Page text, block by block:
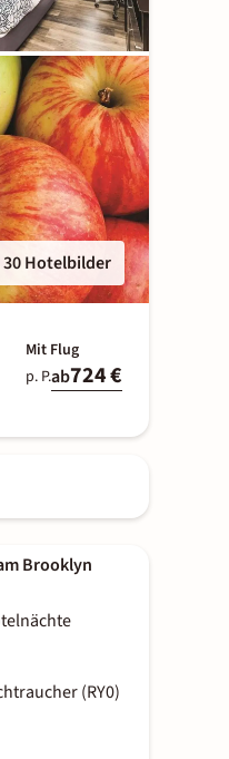
30 Hotelbilder
Mit Flug
p. P.ab724 €
Brooklyn
(RY0)